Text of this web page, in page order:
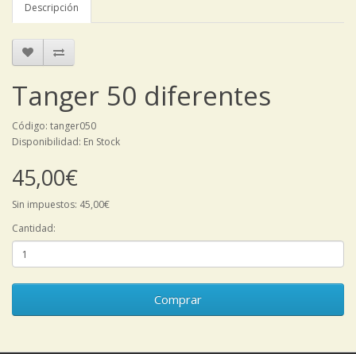
Descripción
Tanger 50 diferentes
Código: tanger050
Disponibilidad: En Stock
45,00€
Sin impuestos: 45,00€
Cantidad:
Comprar